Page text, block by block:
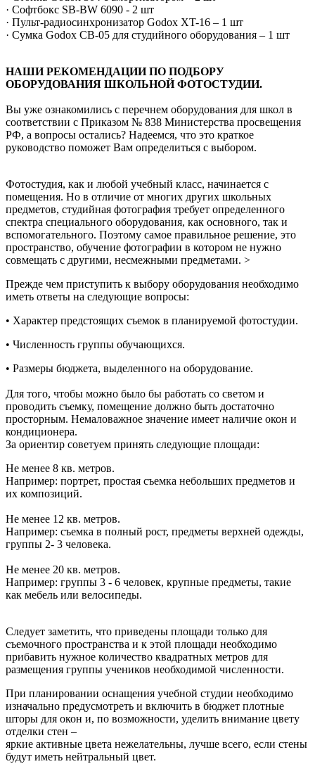
· Софтбокс SB-BW 6090 - 2 шт
· Пульт-радиосинхронизатор Godox XT-16 – 1 шт
· Сумка Godox CB-05 для студийного оборудования – 1 шт
НАШИ РЕКОМЕНДАЦИИ ПО ПОДБОРУ
ОБОРУДОВАНИЯ ШКОЛЬНОЙ ФОТОСТУДИИ.
Вы уже ознакомились с перечнем оборудования для школ в
соответствии с Приказом № 838 Министерства просвещения
РФ, а вопросы остались? Надеемся, что это краткое
руководство поможет Вам определиться с выбором.
Фотостудия, как и любой учебный класс, начинается с
помещения. Но в отличие от многих других школьных
предметов, студийная фотография требует определенного
спектра специального оборудования, как основного, так и
вспомогательного. Поэтому самое правильное решение, это
пространство, обучение фотографии в котором не нужно
совмещать с другими, несмежными предметами. >
Прежде чем приступить к выбору оборудования необходимо
иметь ответы на следующие вопросы:
• Характер предстоящих съемок в планируемой фотостудии.
• Численность группы обучающихся.
• Размеры бюджета, выделенного на оборудование.
Для того, чтобы можно было бы работать со светом и
проводить съемку, помещение должно быть достаточно
просторным. Немаловажное значение имеет наличие окон и
кондиционера.
За ориентир советуем принять следующие площади:
Не менее 8 кв. метров.
Например: портрет, простая съемка небольших предметов и
их композиций.
Не менее 12 кв. метров.
Например: съемка в полный рост, предметы верхней одежды,
группы 2- 3 человека.
Не менее 20 кв. метров.
Например: группы 3 - 6 человек, крупные предметы, такие
как мебель или велосипеды.
Следует заметить, что приведены площади только для
съемочного пространства и к этой площади необходимо
прибавить нужное количество квадратных метров для
размещения группы учеников необходимой численности.
При планировании оснащения учебной студии необходимо
изначально предусмотреть и включить в бюджет плотные
шторы для окон и, по возможности, уделить внимание цвету
отделки стен –
яркие активные цвета нежелательны, лучше всего, если стены
будут иметь нейтральный цвет.